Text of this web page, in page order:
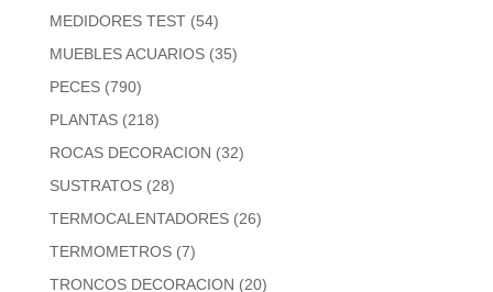
MEDIDORES TEST (54)
MUEBLES ACUARIOS (35)
PECES (790)
PLANTAS (218)
ROCAS DECORACION (32)
SUSTRATOS (28)
TERMOCALENTADORES (26)
TERMOMETROS (7)
TRONCOS DECORACION (20)